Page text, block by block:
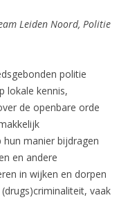
Leiden Noord, Politie
politie
lokale kennis,
de openbare orde
hun manier bijdragen
en andere
in wijken en dorpen
vaak